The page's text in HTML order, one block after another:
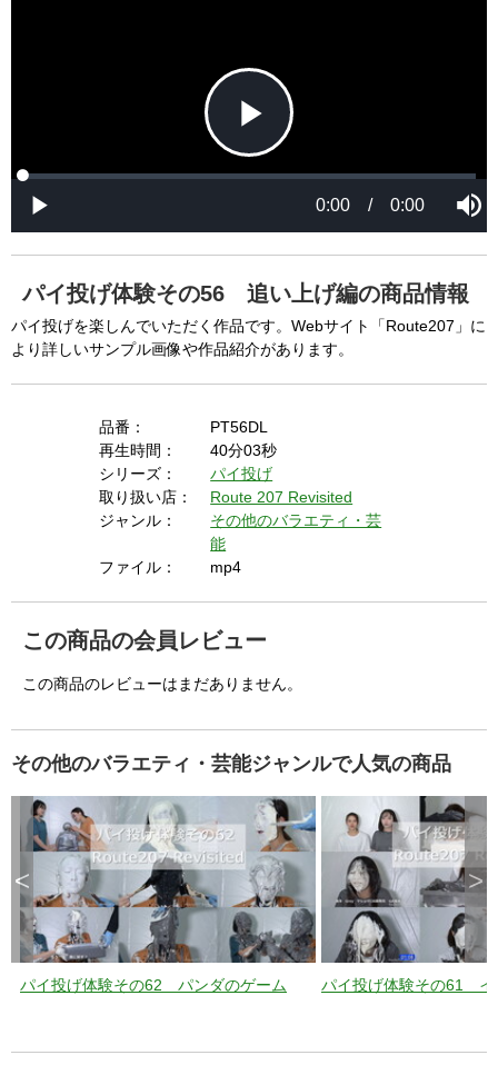
P
l
a
y
V
e
o
a
L
d
0
P
e
s
%
0:00 / 0:00
M
t
パイ投げ体験その56 追い上げ編の商品情報
パイ投げを楽しんでいただく作品です。Webサイト「Route207」に
より詳しいサンプル画像や作品紹介があります。
品番：
PT56DL
再生時間：
40分03秒
シリーズ：
パイ投げ
取り扱い店：
Route 207 Revisited
ジャンル：
その他のバラエティ・芸
能
ファイル：
mp4
この商品の会員レビュー
この商品のレビューはまだありません。
その他のバラエティ・芸能ジャンルで人気の商品
パイ投げ体験その62 パンダのゲーム パイ投げ体験その61 イ
< >